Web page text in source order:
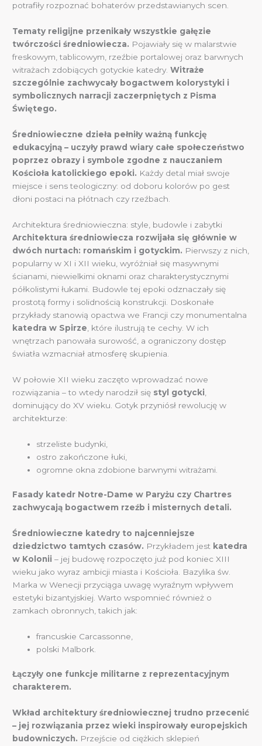
potrafiły rozpoznać bohaterów przedstawianych scen.
Tematy religijne przenikały wszystkie gałęzie
twórczości średniowiecza. Pojawiały się w malarstwie
freskowym, tablicowym, rzeźbie portalowej oraz barwnych
witrażach zdobiących gotyckie katedry.Witraże
szczególnie zachwycały bogactwem kolorystyki i
symbolicznych narracji zaczerpniętych z Pisma
Świętego.
Średniowieczne dzieła pełniły ważną funkcję
edukacyjną – uczyły prawd wiary całe społeczeństwo
poprzez obrazy i symbole zgodne z nauczaniem
Kościoła katolickiego epoki. Każdy detal miał swoje
miejsce i sens teologiczny: od doboru kolorów po gest
dłoni postaci na płótnach czy rzeźbach.
Architektura średniowieczna: style, budowle i zabytki
Architektura średniowiecza rozwijała się głównie w
dwóch nurtach: romańskim i gotyckim. Pierwszy z nich,
popularny w XI i XII wieku, wyróżniał się masywnymi
ścianami, niewielkimi oknami oraz charakterystycznymi
półkolistymi łukami. Budowle tej epoki odznaczały się
prostotą formy i solidnością konstrukcji. Doskonałe
przykłady stanowią opactwa we Francji czy monumentalna
katedra w Spirze , które ilustrują te cechy. W ich
wnętrzach panowała surowość, a ograniczony dostęp
światła wzmacniał atmosferę skupienia.
W połowie XII wieku zaczęto wprowadzać nowe
rozwiązania – to wtedy narodził się styl gotycki
dominujący do XV wieku. Gotyk przyniósł rewolucję w
architekturze:
strzeliste budynki,
ostro zakończone łuki,
ogromne okna zdobione barwnymi witrażami.
Fasady katedr Notre-Dame w Paryżu czy Chartres
zachwycają bogactwem rzeźb i misternych detali.
Średniowieczne katedry to najcenniejsze
dziedzictwo tamtych czasów. Przykładem jest katedra
w Kolonii – jej budowę rozpoczęto już pod koniec XIII
wieku jako wyraz ambicji miasta i Kościoła. Bazylika św.
Marka w Wenecji przyciąga uwagę wyraźnym wpływem
estetyki bizantyjskiej. Warto wspomnieć również o
zamkach obronnych, takich jak:
francuskie Carcassonne,
polski Malbork.
Łączyły one funkcje militarne z reprezentacyjnym
charakterem.
Wkład architektury średniowiecznej trudno przecenić
– jej rozwiązania przez wieki inspirowały europejskich
budowniczych. Przejście od ciężkich sklepień